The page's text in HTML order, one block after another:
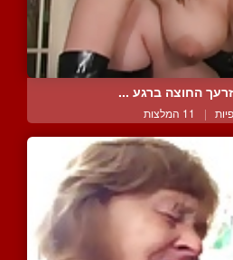
החוצה ברגע ...
| 11 המלצות